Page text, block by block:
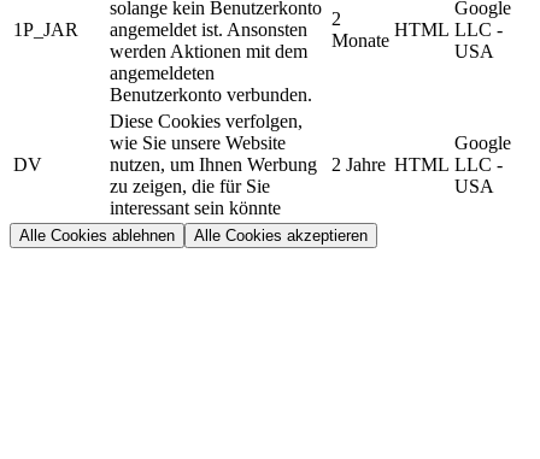
1P_JAR
solange kein Benutzerkonto
angemeldet ist. Ansonsten
werden Aktionen mit dem
angemeldeten
Benutzerkonto verbunden.
2
Monate
HTML
Google
LLC -
USA
DV
Diese Cookies verfolgen,
wie Sie unsere Website
nutzen, um Ihnen Werbung
zu zeigen, die für Sie
interessant sein könnte
2 Jahre HTML
Google
LLC -
USA
Alle Cookies ablehnen Alle Cookies akzeptieren